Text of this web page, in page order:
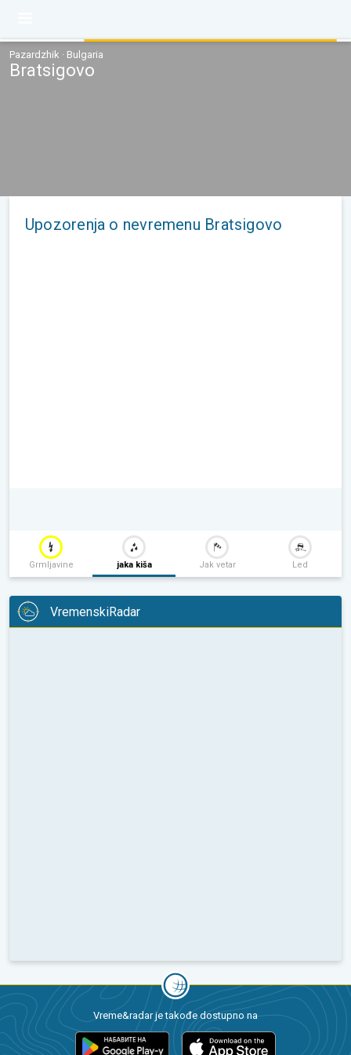
Pazardzhik · Bulgaria
Bratsigovo
Upozorenja o nevremenu Bratsigovo
Grmljavine jaka kiša Jak vetar Led
VremenskiRadar
Vreme&radar je takođe dostupno na